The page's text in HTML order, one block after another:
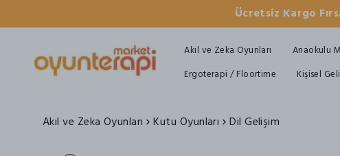
Ücretsiz Kargo
Akıl ve Zeka Oyunları Anaokulu
Ergoterapi / Floortime
Kişisel
Akıl ve Zeka Oyunları Kutu Oyunları Dil Gelişim